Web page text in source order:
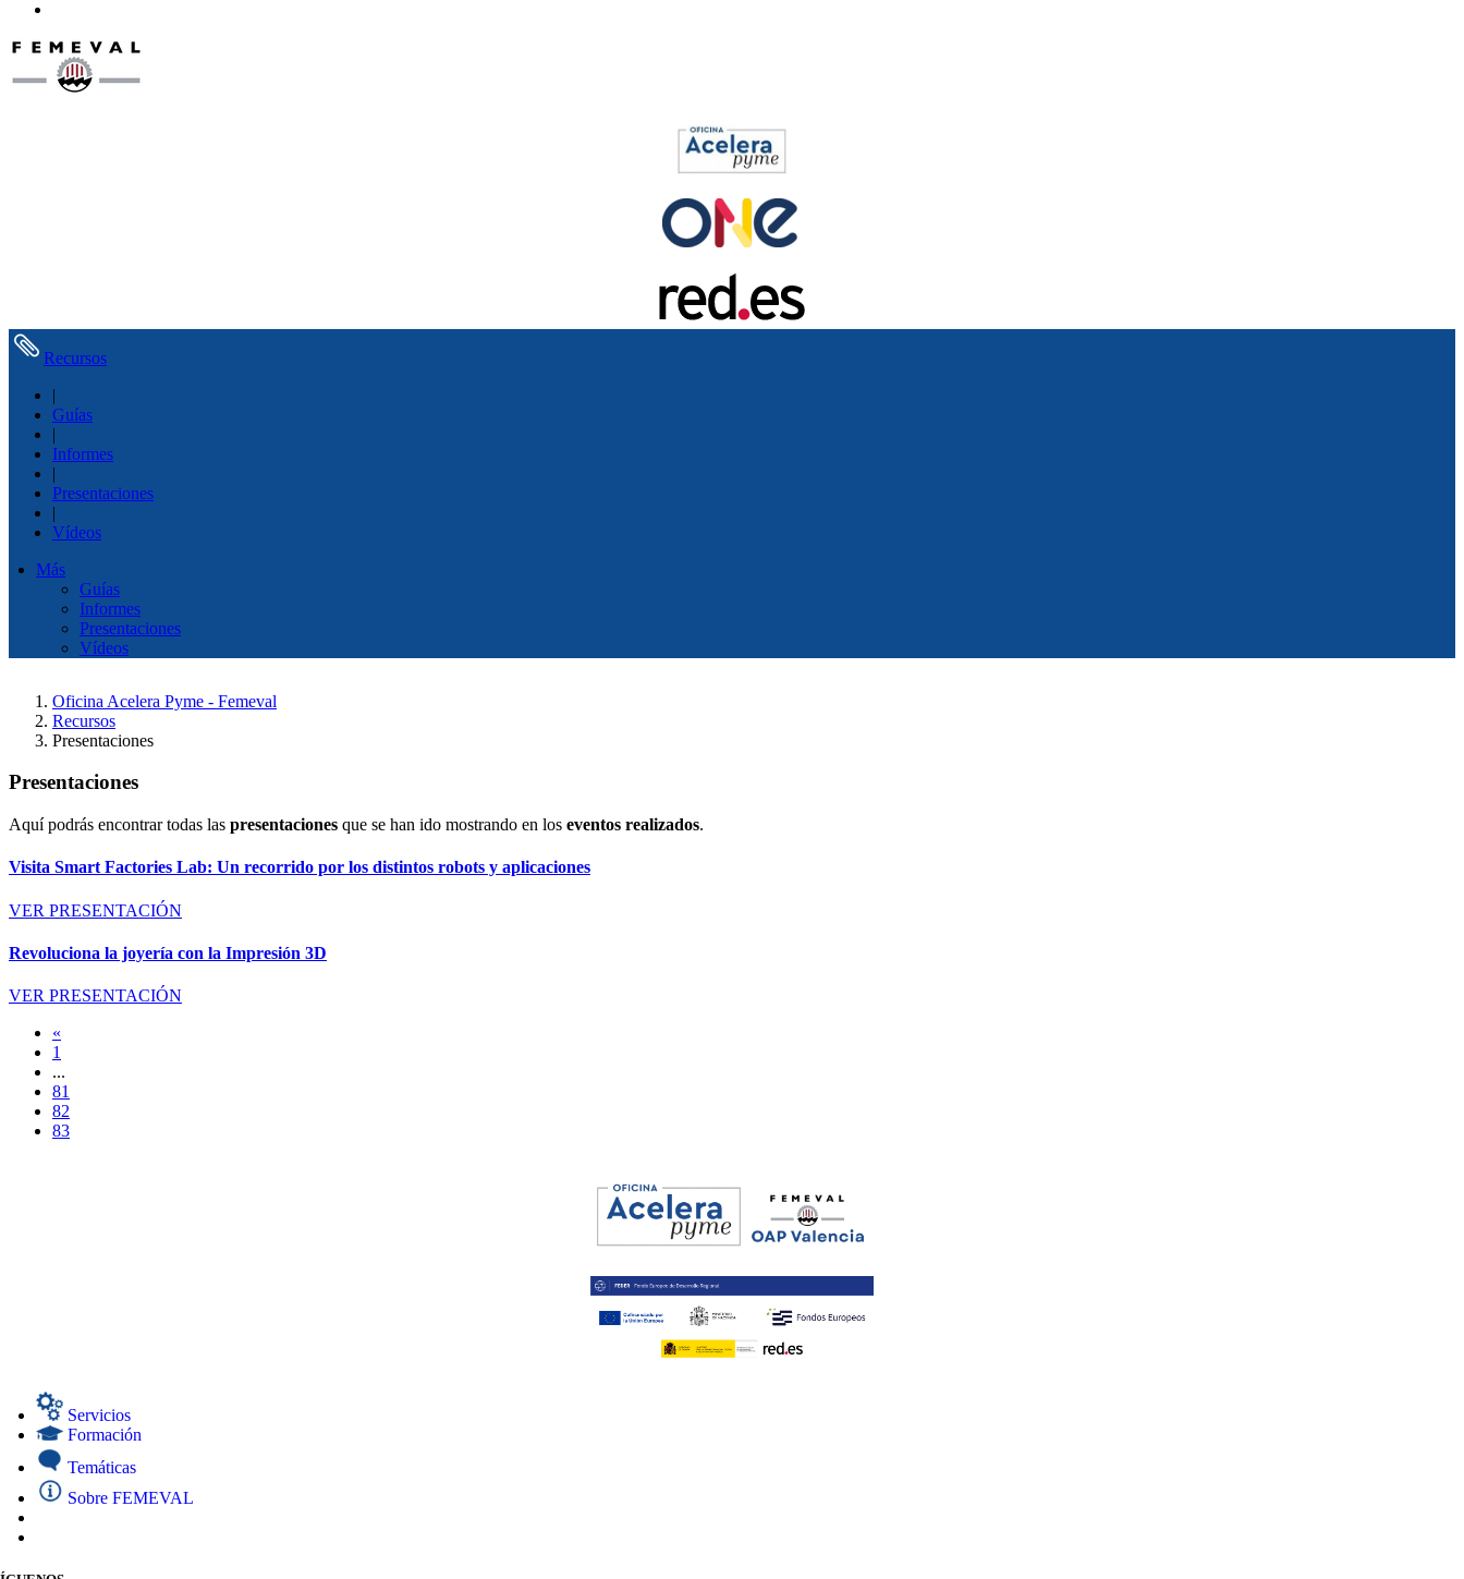
Recursos
|
Guías
|
Informes
|
Presentaciones
|
Vídeos
Más
Guías
Informes
Presentaciones
Vídeos
Oficina Acelera Pyme - Femeval
Recursos
Presentaciones
Presentaciones
Aquí podrás encontrar todas las presentaciones que se han ido mostrando en los eventos realizados.
Visita Smart Factories Lab: Un recorrido por los distintos robots y aplicaciones
VER PRESENTACIÓN
Revoluciona la joyería con la Impresión 3D
VER PRESENTACIÓN
«
1
...
81
82
83
Servicios
Formación
Temáticas
Sobre FEMEVAL